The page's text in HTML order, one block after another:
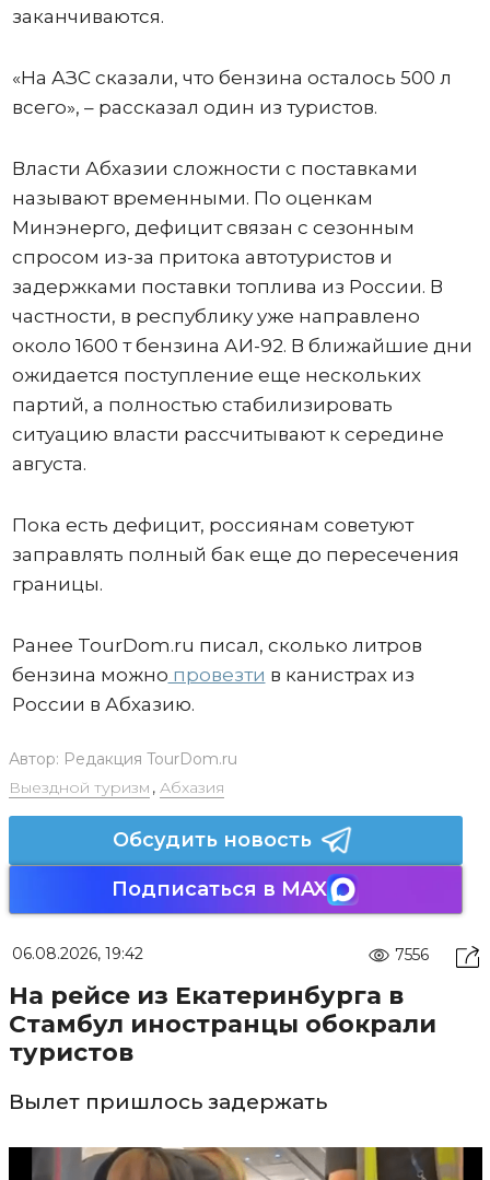
заканчиваются.
«На АЗС сказали, что бензина осталось 500 л
всего», – рассказал один из туристов.
Власти Абхазии сложности с поставками
называют временными. По оценкам
Минэнерго, дефицит связан с сезонным
спросом из-за притока автотуристов и
задержками поставки топлива из России. В
частности, в республику уже направлено
около 1600 т бензина АИ-92. В ближайшие дни
ожидается поступление еще нескольких
партий, а полностью стабилизировать
ситуацию власти рассчитывают к середине
августа.
Пока есть дефицит, россиянам советуют
заправлять полный бак еще до пересечения
границы.
Ранее TourDom.ru писал, сколько литров
бензина можно провезти в канистрах из
России в Абхазию.
Автор: Редакция TourDom.ru
Выездной туризм , Абхазия
Обсудить новость
Подписаться в MAX
06.08.2026, 19:42 7556
На рейсе из Екатеринбурга в
Стамбул иностранцы обокрали
туристов
Вылет пришлось задержать